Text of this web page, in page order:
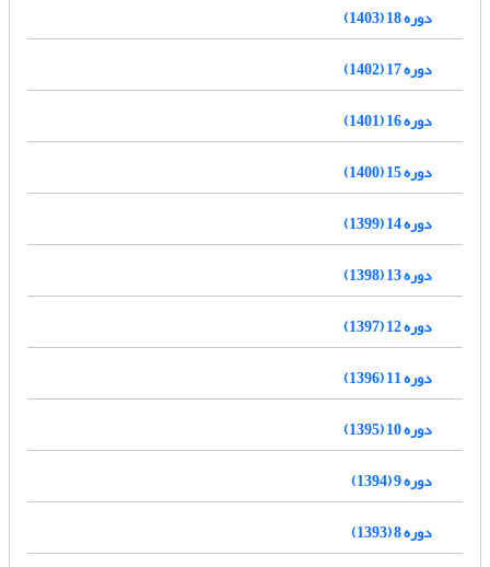
دوره 18 (1403)
دوره 17 (1402)
دوره 16 (1401)
دوره 15 (1400)
دوره 14 (1399)
دوره 13 (1398)
دوره 12 (1397)
دوره 11 (1396)
دوره 10 (1395)
دوره 9 (1394)
دوره 8 (1393)